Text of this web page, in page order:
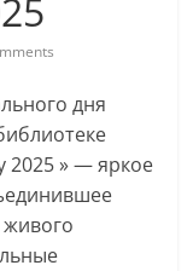
дня
2025 » — яркое